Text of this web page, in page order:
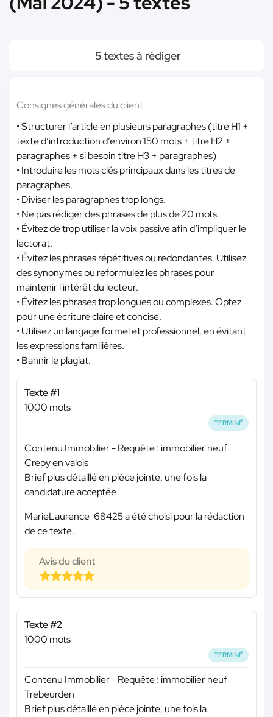
5 textes à rédiger
Consignes générales du client :
• Structurer l’article en plusieurs paragraphes (titre H1 +
texte d’introduction d’environ 150 mots + titre H2 +
paragraphes + si besoin titre H3 + paragraphes)
• Introduire les mots clés principaux dans les titres de
paragraphes.
• Diviser les paragraphes trop longs.
• Ne pas rédiger des phrases de plus de 20 mots.
• Évitez de trop utiliser la voix passive afin d’impliquer le
lectorat.
• Évitez les phrases répétitives ou redondantes. Utilisez
des synonymes ou reformulez les phrases pour
maintenir l'intérêt du lecteur.
• Évitez les phrases trop longues ou complexes. Optez
pour une écriture claire et concise.
• Utilisez un langage formel et professionnel, en évitant
les expressions familières.
• Bannir le plagiat.
Texte #1
1000 mots
TERMINÉ
Contenu Immobilier - Requête : immobilier neuf
Crepy en valois
Brief plus détaillé en pièce jointe, une fois la
candidature acceptée
MarieLaurence-68425 a été choisi pour la rédaction
de ce texte.
Avis du client
Texte #2
1000 mots
TERMINÉ
Contenu Immobilier - Requête : immobilier neuf
Trebeurden
Brief plus détaillé en pièce jointe, une fois la